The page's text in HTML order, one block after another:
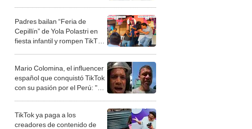
Padres bailan “Feria de
Cepillín” de Yola Polastri en
fiesta infantil y rompen TikTok:
Mario Colomina, el influencer
español que conquistó TikTok
con su pasión por el Perú: "Mi
TikTok ya paga a los
creadores de contenido de